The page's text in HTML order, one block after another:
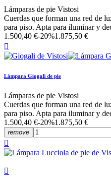
Lámparas de pie Vistosi
Cuerdas que forman una red de
para piso. Apta para iluminar y
1.500,40 €-20%1.875,50 €

Lámpara Giogali de pie
Lámparas de pie Vistosi
Cuerdas que forman una red de
para piso. Apta para iluminar y
1.500,40 €-20%1.875,50 €
remove

